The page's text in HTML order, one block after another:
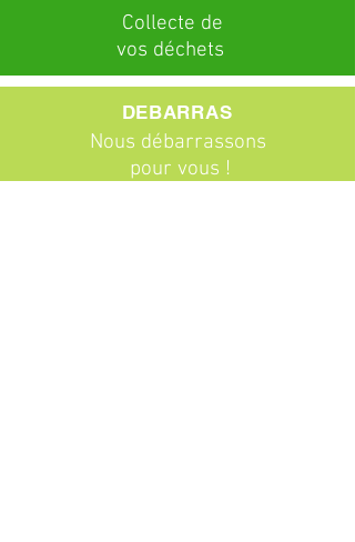
Collecte de
vos déchets
DEBARRAS
Nous débarrassons
pour vous !